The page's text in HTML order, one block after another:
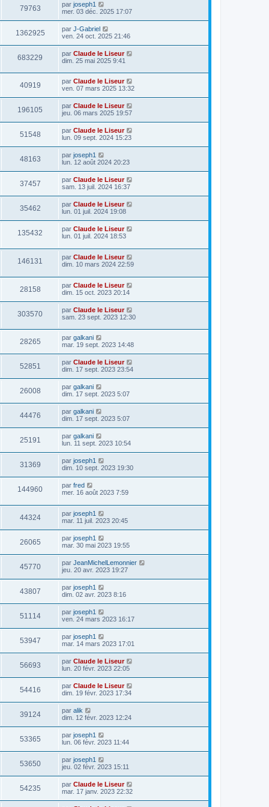
79763 par joseph1
mer. 03 déc. 2025 17:07
1362925 par J-Gabriel
ven. 24 oct. 2025 21:46
683229 par Claude le Liseur
dim. 25 mai 2025 9:41
40919 par Claude le Liseur
ven. 07 mars 2025 13:32
196105 par Claude le Liseur
jeu. 06 mars 2025 19:57
51548 par Claude le Liseur
lun. 09 sept. 2024 15:23
48163 par joseph1
lun. 12 août 2024 20:23
37457 par Claude le Liseur
sam. 13 juil. 2024 16:37
35462 par Claude le Liseur
lun. 01 juil. 2024 19:08
135432 par Claude le Liseur
lun. 01 juil. 2024 18:53
146131 par Claude le Liseur
dim. 10 mars 2024 22:59
28158 par Claude le Liseur
dim. 15 oct. 2023 20:14
303570 par Claude le Liseur
sam. 23 sept. 2023 12:30
28265 par galkani
mar. 19 sept. 2023 14:48
52851 par Claude le Liseur
dim. 17 sept. 2023 23:54
26008 par galkani
dim. 17 sept. 2023 5:07
44476 par galkani
dim. 17 sept. 2023 5:07
25191 par galkani
lun. 11 sept. 2023 10:54
31369 par joseph1
dim. 10 sept. 2023 19:30
144960 par fred
mer. 16 août 2023 7:59
44324 par joseph1
mar. 11 juil. 2023 20:45
26065 par joseph1
mar. 30 mai 2023 19:55
45770 par JeanMichelLemonnier
jeu. 20 avr. 2023 19:27
43807 par joseph1
dim. 02 avr. 2023 8:16
51114 par joseph1
ven. 24 mars 2023 16:17
53947 par joseph1
mar. 14 mars 2023 17:01
56693 par Claude le Liseur
lun. 20 févr. 2023 22:05
54416 par Claude le Liseur
dim. 19 févr. 2023 17:34
39124 par alik
dim. 12 févr. 2023 12:24
53365 par joseph1
lun. 06 févr. 2023 11:44
53650 par joseph1
jeu. 02 févr. 2023 15:11
54235 par Claude le Liseur
mar. 17 janv. 2023 22:32